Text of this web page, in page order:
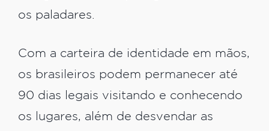
os paladares.
Com a carteira de identidade em mãos,
os brasileiros podem permanecer até
90 dias legais visitando e conhecendo
os lugares, além de desvendar as